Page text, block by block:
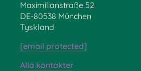
Maximilianstraße 52
DE-80538 München
Tyskland
[email protected]
Alla kontakter